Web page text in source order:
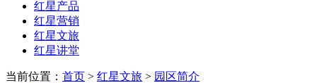
红星产品
红星营销
红星文旅
红星讲堂
当前位置： 首页 > 红星文旅 > 园区简介